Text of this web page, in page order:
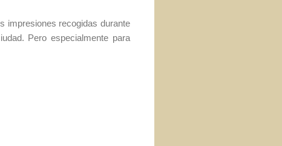
impresiones recogidas durante
Pero especialmente para